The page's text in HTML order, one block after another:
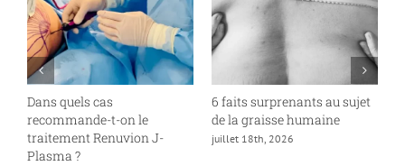
Dans quels cas
recommande-t-on le
traitement Renuvion J-
Plasma ?
6 faits surprenants au sujet
de la graisse humaine
juillet 18th, 2026